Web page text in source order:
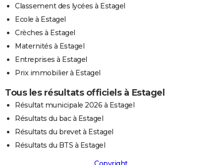
Classement des lycées à Estagel
Ecole à Estagel
Crèches à Estagel
Maternités à Estagel
Entreprises à Estagel
Prix immobilier à Estagel
Tous les résultats officiels à Estagel
Résultat municipale 2026 à Estagel
Résultats du bac à Estagel
Résultats du brevet à Estagel
Résultats du BTS à Estagel